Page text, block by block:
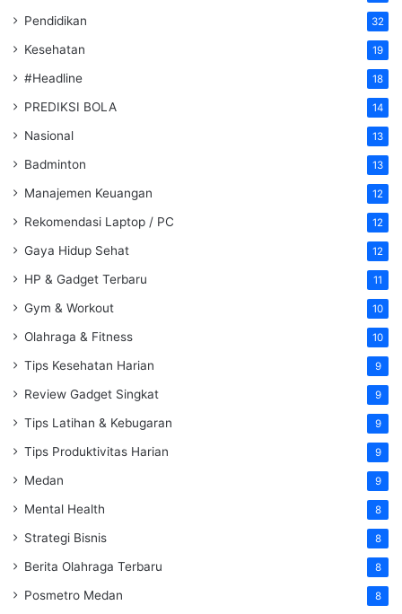
Pendidikan 32
Kesehatan 19
#Headline 18
PREDIKSI BOLA 14
Nasional 13
Badminton 13
Manajemen Keuangan 12
Rekomendasi Laptop / PC 12
Gaya Hidup Sehat 12
HP & Gadget Terbaru 11
Gym & Workout 10
Olahraga & Fitness 10
Tips Kesehatan Harian 9
Review Gadget Singkat 9
Tips Latihan & Kebugaran 9
Tips Produktivitas Harian 9
Medan 9
Mental Health 8
Strategi Bisnis 8
Berita Olahraga Terbaru 8
Posmetro Medan 8